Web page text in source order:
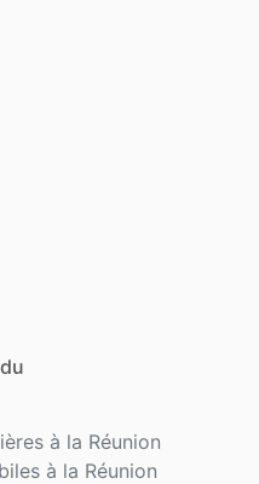
à la Réunion
à la Réunion